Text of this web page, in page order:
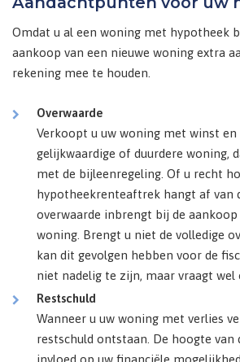
Omdat u al een woning met hypotheek
aankoop van een nieuwe woning extra
rekening mee te houden.
Overwaarde
Verkoopt u uw woning met winst en
gelijkwaardige of duurdere woning,
met de bijleenregeling. Of u recht
hypotheekrenteaftrek hangt af van
overwaarde inbrengt bij de aankoop
woning. Brengt u niet de volledige
kan dit gevolgen hebben voor de
niet nadelig te zijn, maar vraagt wel
Restschuld
Wanneer u uw woning met verlies
restschuld ontstaan. De hoogte van